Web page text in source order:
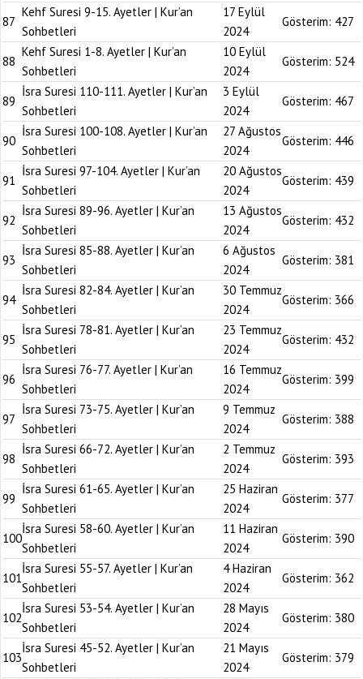
87
Kehf Suresi 9-15. Ayetler | Kur’an
Sohbetleri
17 Eylül
2024
Gösterim: 427
88
Kehf Suresi 1-8. Ayetler | Kur’an
Sohbetleri
10 Eylül
2024
Gösterim: 524
89
İsra Suresi 110-111. Ayetler | Kur’an
Sohbetleri
3 Eylül
2024
Gösterim: 467
90
İsra Suresi 100-108. Ayetler | Kur’an
Sohbetleri
27 Ağustos
2024
Gösterim: 446
91
İsra Suresi 97-104. Ayetler | Kur’an
Sohbetleri
20 Ağustos
2024
Gösterim: 439
92
İsra Suresi 89-96. Ayetler | Kur’an
Sohbetleri
13 Ağustos
2024
Gösterim: 432
93
İsra Suresi 85-88. Ayetler | Kur’an
Sohbetleri
6 Ağustos
2024
Gösterim: 381
94
İsra Suresi 82-84. Ayetler | Kur’an
Sohbetleri
30 Temmuz
2024
Gösterim: 366
95
İsra Suresi 78-81. Ayetler | Kur’an
Sohbetleri
23 Temmuz
2024
Gösterim: 432
96
İsra Suresi 76-77. Ayetler | Kur’an
Sohbetleri
16 Temmuz
2024
Gösterim: 399
97
İsra Suresi 73-75. Ayetler | Kur’an
Sohbetleri
9 Temmuz
2024
Gösterim: 388
98
İsra Suresi 66-72. Ayetler | Kur’an
Sohbetleri
2 Temmuz
2024
Gösterim: 393
99
İsra Suresi 61-65. Ayetler | Kur’an
Sohbetleri
25 Haziran
2024
Gösterim: 377
100
İsra Suresi 58-60. Ayetler | Kur’an
Sohbetleri
11 Haziran
2024
Gösterim: 390
101
İsra Suresi 55-57. Ayetler | Kur’an
Sohbetleri
4 Haziran
2024
Gösterim: 362
102
İsra Suresi 53-54. Ayetler | Kur’an
Sohbetleri
28 Mayıs
2024
Gösterim: 380
103
İsra Suresi 45-52. Ayetler | Kur’an
Sohbetleri
21 Mayıs
2024
Gösterim: 379